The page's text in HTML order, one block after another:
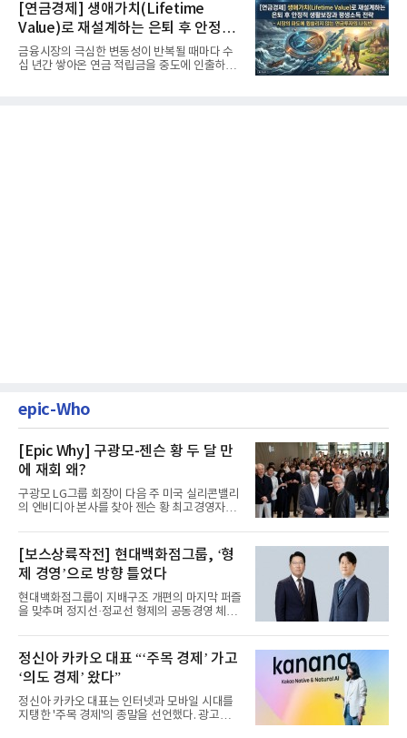
[연금경제] 생애가치(Lifetime
Value)로 재설계하는 은퇴 후 안정적
생활보장과 평생소득 전략
금융시장의 극심한 변동성이 반복될 때마다 수
십 년간 쌓아온 연금 적립금을 중도에 인출하거
epic-Who
[Epic Why] 구광모-젠슨 황 두 달 만
에 재회 왜?
구광모 LG그룹 회장이 다음 주 미국 실리콘밸리
의 엔비디아 본사를 찾아 젠슨 황 최고경영자
[보스상륙작전] 현대백화점그룹, ‘형
제 경영’으로 방향 틀었다
현대백화점그룹이 지배구조 개편의 마지막 퍼즐
을 맞추며 정지선·정교선 형제의 공동경영 체제
정신아 카카오 대표 “‘주목 경제’ 가고
‘의도 경제’ 왔다”
정신아 카카오 대표는 인터넷과 모바일 시대를
지탱한 '주목 경제'의 종말을 선언했다. 광고를